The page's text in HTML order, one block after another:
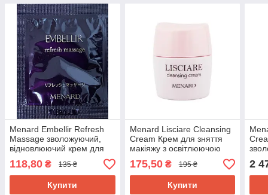
Menard Embellir Refresh
Massage зволожуючий,
відновлюючий крем для
макіяжу, пробник 2,5 г
118,80 ₴ 135 ₴
Купити
Menard Lisciare Cleansing
Cream Крем для зняття
макіяжу з освітлюючою
властивістю, мініатюра 15
г175,50₴ 195 ₴
Купити
2